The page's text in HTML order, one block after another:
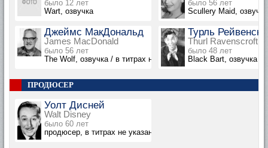
было 12 лет
Wart, озвучка
было 56 лет
Scullery Maid,
Джеймс МакДональд
James MacDonald
было 56 лет
The Wolf, озвучка / в титрах не указан
Турль
Thurl Ravenscroft
было 48 лет
Black Bart, озвучка /
ПРОДЮСЕР
Уолт Дисней
Walt Disney
было 60 лет
продюсер, в титрах не указан